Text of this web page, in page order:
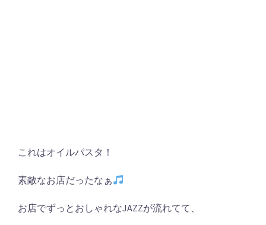
これはオイルパスタ！
素敵なお店だったなぁ
お店でずっとおしゃれなJAZZが流れてて、